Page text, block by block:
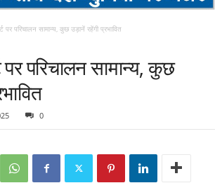
पर परिचालन सामान्य, कुछ उड़ानें रहेंगी प्रभावित
पर परिचालन सामान्य, कुछ
0